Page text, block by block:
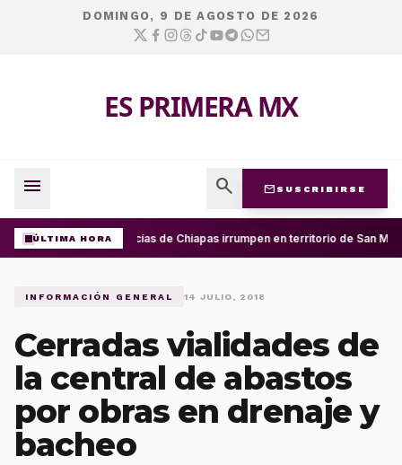
DOMINGO, 9 DE AGOSTO DE 2026
ES PRIMERA MX
menu search mail SUSCRIBIRSE
ÚLTIMA HORA Policías de Chiapas irrumpen en territorio de San
INFORMACIÓN GENERAL 14 JULIO, 2018
Cerradas vialidades de
la central de abastos
por obras en drenaje y
bacheo